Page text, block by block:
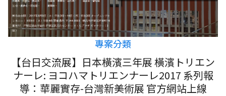
專案分類
【台日交流展】日本橫濱三年展 橫濱トリエン
ナーレ: ヨコハマトリエンナーレ2017 系列報
導：華麗實存-台灣新美術展 官方網站上線